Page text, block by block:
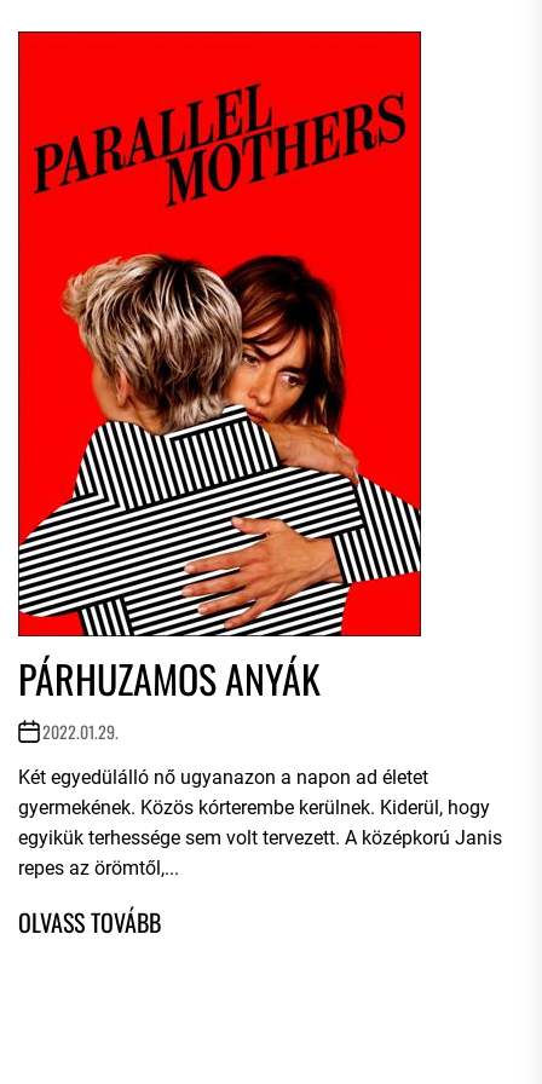
PÁRHUZAMOS ANYÁK
2022.01.29.
Két egyedülálló nő ugyanazon a napon ad életet
gyermekének. Közös kórterembe kerülnek. Kiderül, hogy
egyikük terhessége sem volt tervezett. A középkorú Janis
repes az örömtől,...